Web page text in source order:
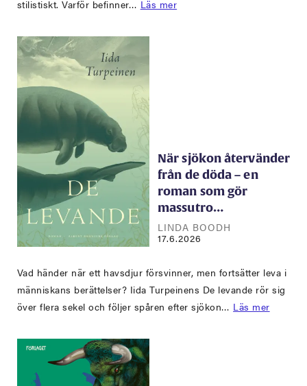
stilistiskt. Varför befinner… Läs mer
När sjökon återvänder
från de döda – en
roman som gör
massutro…
LINDA BOODH
17.6.2026
Vad händer när ett havsdjur försvinner, men fortsätter leva i
människans berättelser? Iida Turpeinens De levande rör sig
över flera sekel och följer spåren efter sjökon… Läs mer